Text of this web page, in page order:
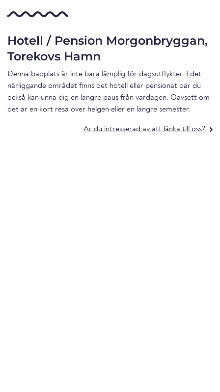
Hotell / Pension Morgonbryggan,
Torekovs Hamn
Denna badplats är inte bara lämplig för dagsutflykter. I det
närliggande området finns det hotell eller pensionat där du
också kan unna dig en längre paus från vardagen. Oavsett om
det är en kort resa över helgen eller en längre semester.
Är du intresserad av att länka till oss?